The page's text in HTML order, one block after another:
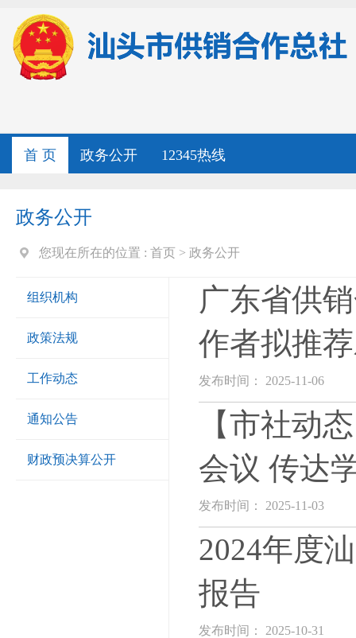
首 页 政务公开 12345热线
政务公开
您现在所在的位置 : 首页 > 政务公开
组织机构
政策法规
工作动态
通知公告
财政预决算公开
广东省供
作者拟推
发布时间： 2025-11-06
【市社动
会议 传达
发布时间： 2025-11-03
2024年度
报告
发布时间： 2025-10-31